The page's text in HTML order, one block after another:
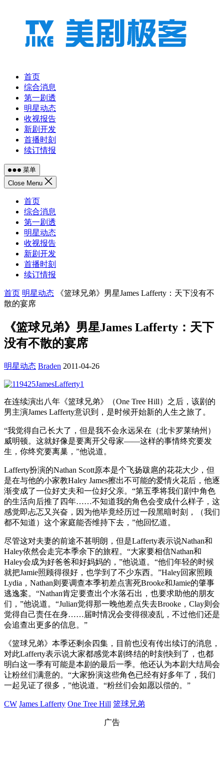
首页
综合消息
第一剧透
明星动态
收视报告
新剧开发
首播时刻
续订情报
菜单
Close Menu
首页
综合消息
第一剧透
明星动态
收视报告
新剧开发
首播时刻
续订情报
首页 明星动态
《篮球兄弟》男星James Lafferty：天下没有不
散的宴席
《篮球兄弟》男星James Lafferty：天下
没有不散的宴席
明星动态 Braden 2011-04-26
在连续演出八年《篮球兄弟》（One Tree Hill）之后，该剧的
男主演James Lafferty意识到，是时候开始新的人生之旅了。
“我觉得自己长大了，但是我不会永远呆在（北卡罗莱纳州）
威明顿。这就好像是要离开父母家——这样的事情终究要发
生，你终究要离巢，”他说道。
Lafferty扮演的Nathan Scott原本是个飞扬跋扈的花花大少，但
是在与他的小家教Haley James擦出不可能的爱情火花后，他逐
渐变成了一位好丈夫和一位好父亲。“第五季将我们剧中角色
的生活向后推了四年……不知道我的角色会变成什么样子，这
感觉即忐忑又兴奋，因为他毕竟经历过一段黑暗时刻，（我们
都不知道）这个家庭能否维持下去，”他回忆道。
尽管这对夫妻的前途不甚明朗，但是Lafferty表示说Nathan和
Haley依然会走完本季余下的旅程。“大家要相信Nathan和
Haley会成为好爸爸和好妈妈的，”他说道。“他们年轻的时候
就把Jamie照顾得很好，也学到了不少东西。”Haley回家照顾
Lydia，Nathan则要调查本季初差点害死Brooke和Jamie的肇事
逃逸案。“Nathan肯定要查出个水落石出，也要求助他的朋友
们，”他说道。“Julian觉得那一晚他差点失去Brooke，Clay则会
觉得自己责任在身……届时情况会变得很凌乱，不过他们还是
会追查出更多的信息。”
《篮球兄弟》本季还剩余四集，目前也没有传出续订的消息，
对此Lafferty表示说大家都感觉本剧终结的时刻快到了，也都
明白这一季有可能是本剧的最后一季。他还认为本剧大结局会
让粉丝们满意的。“大家扮演这些角色已经有好多年了，我们
一起见证了很多，”他说道。“粉丝们会如愿以偿的。”
CW James Lafferty One Tree Hill 篮球兄弟
广告